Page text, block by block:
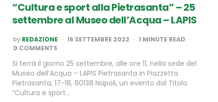
“Cultura e sport alla Pietrasanta” – 25
settembre al Museo dell’Acqua – LAPIS
POSTED
BY
by REDAZIONE 16 SETTEMBRE 2022 1 MINUTE READ
0 COMMENTS
Si terrà il giorno 25 settembre, alle ore 11, nella sede del
Museo dell’Acqua – LAPIS Pietrasanta in Piazzetta
Pietrasanta, 17-18, 80138 Napoli, un evento dal Titolo
“Cultura e sport…